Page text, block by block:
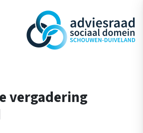
vergadering